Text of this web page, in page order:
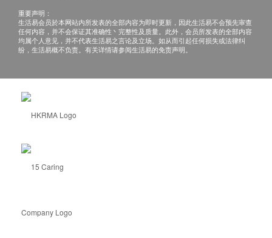
重要声明：
生活易会员於本网站内所发表的全部内容为即时更新，因此生活易不会预先审查
任何内容，并不会保证其准确性丶完整性及质量。此外，会员所发表的全部内容
均属个人意见，并不代表生活易之言论及立场。如从而引起任何损失或法律纠
纷，生活易概不负责。有关详情请参阅生活易的免责声明。